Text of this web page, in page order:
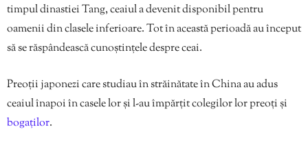
timpul dinastiei Tang, ceaiul a devenit disponibil pentru
oamenii din clasele inferioare. Tot în această perioadă au început
să se răspândească cunoștințele despre ceai.
Preoții japonezi care studiau în străinătate în China au adus
ceaiul înapoi în casele lor și l-au împărțit colegilor lor preoți și
bogaților.